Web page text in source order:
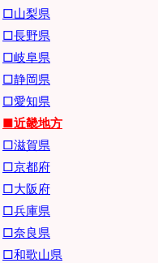
□山梨県
□長野県
□岐阜県
□静岡県
□愛知県
■近畿地方
□滋賀県
□京都府
□大阪府
□兵庫県
□奈良県
□和歌山県